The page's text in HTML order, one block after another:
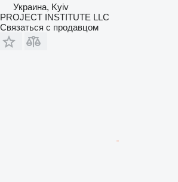
Украина, Kyiv
PROJECT INSTITUTE LLC
Связаться с продавцом